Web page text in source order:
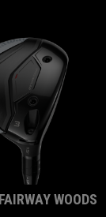
WOODS